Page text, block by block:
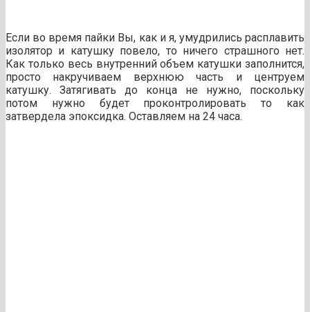
Если во время пайки Вы, как и я, умудрились расплавить
изолятор и катушку повело, то ничего страшного нет.
Как только весь внутренний объем катушки заполнится,
просто накручиваем верхнюю часть и центруем
катушку. Затягивать до конца не нужно, поскольку
потом нужно будет проконтролировать то как
затвердела эпоксидка. Оставляем на 24 часа.